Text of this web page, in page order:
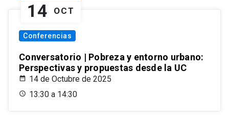
14 OCT
Conferencias
Conversatorio | Pobreza y entorno urbano:
Perspectivas y propuestas desde la UC
14 de Octubre de 2025
13:30 a 14:30